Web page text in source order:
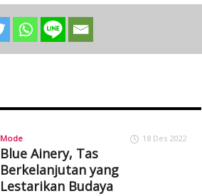
Mode 18 Des 2022
Blue Ainery, Tas
Berkelanjutan yang
Lestarikan Budaya